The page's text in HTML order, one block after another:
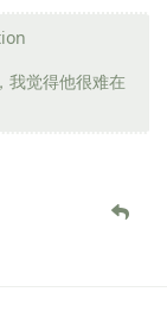
觉得他很难在